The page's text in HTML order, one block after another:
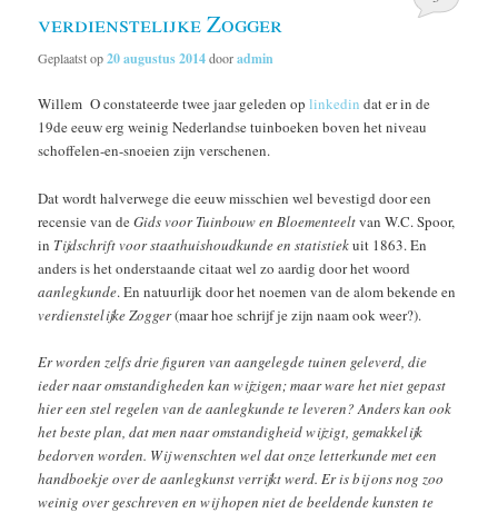
verdienstelijke Zogger
Geplaatst op20 augustus 2014dooradmin
Willem O constateerde twee jaar geleden oplinkedin dat er in de
19de eeuw erg weinig Nederlandse tuinboeken boven het niveau
schoffelen-en-snoeien zijn verschenen.
Dat wordt halverwege die eeuw misschien wel bevestigd door een
recensie van deGids voor Tuinbouw en Bloementeeltvan W.C. Spoor,
in Tijdschrift voor staathuishoudkunde en statistiekuit 1863. En
anders is het onderstaande citaat wel zo aardig door het woord
aanlegkunde. En natuurlijk door het noemen van de alom bekende en
verdienstelijke Zogger(maar hoe schrijf je zijn naam ook weer?).
Er worden zelfs drie figuren van aangelegde tuinen geleverd, die
ieder naar omstandigheden kan wijzigen; maar ware het niet gepast
hier een stel regelen van de aanlegkunde te leveren? Anders kan ook
het beste plan, dat men naar omstandigheid wijzigt, gemakkelijk
bedorven worden. Wij wenschten wel dat onze letterkunde met een
handboekje over de aanlegkunst verrijkt werd. Er is bij ons nog zoo
weinig over geschreven en wij hopen niet de beeldende kunsten te